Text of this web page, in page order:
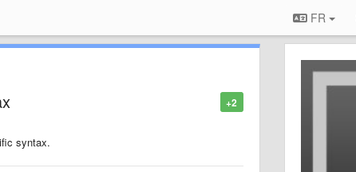
FR
+2
syntax.